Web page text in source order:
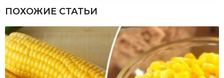
ПОХОЖИЕ СТАТЬИ